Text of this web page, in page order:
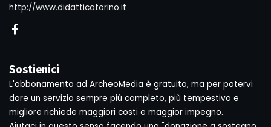
http://www.didatticatorino.it
Sostienici
L'abbonamento ad ArcheoMedia è gratuito, ma per potervi
dare un servizio sempre più completo, più tempestivo e
migliore richiede maggiori costi e maggior impegno.